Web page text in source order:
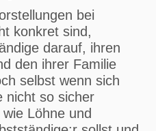
bei
konkret sind,
darauf, ihren
den ihrer Familie
selbst wenn sich
nicht so sicher
Löhne und